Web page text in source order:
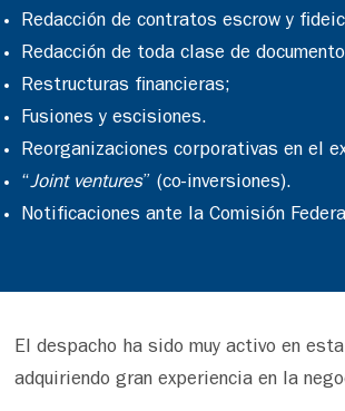
Redacción de contratos escrow y
Redacción de toda clase de
Restructuras financieras;
Fusiones y escisiones.
Reorganizaciones corporativas en el
“Joint ventures” (co-inversiones).
Notificaciones ante la Comisión
El despacho ha sido muy activo en
adquiriendo gran experiencia en la